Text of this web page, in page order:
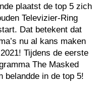
plaatst de top 5 zich
Televizier-Ring
Dat betekent dat
nu al kans maken
Tijdens de eerste
The Masked
belandde in de top 5!